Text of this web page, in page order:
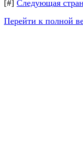
[#] Следующая
Перейти к полной